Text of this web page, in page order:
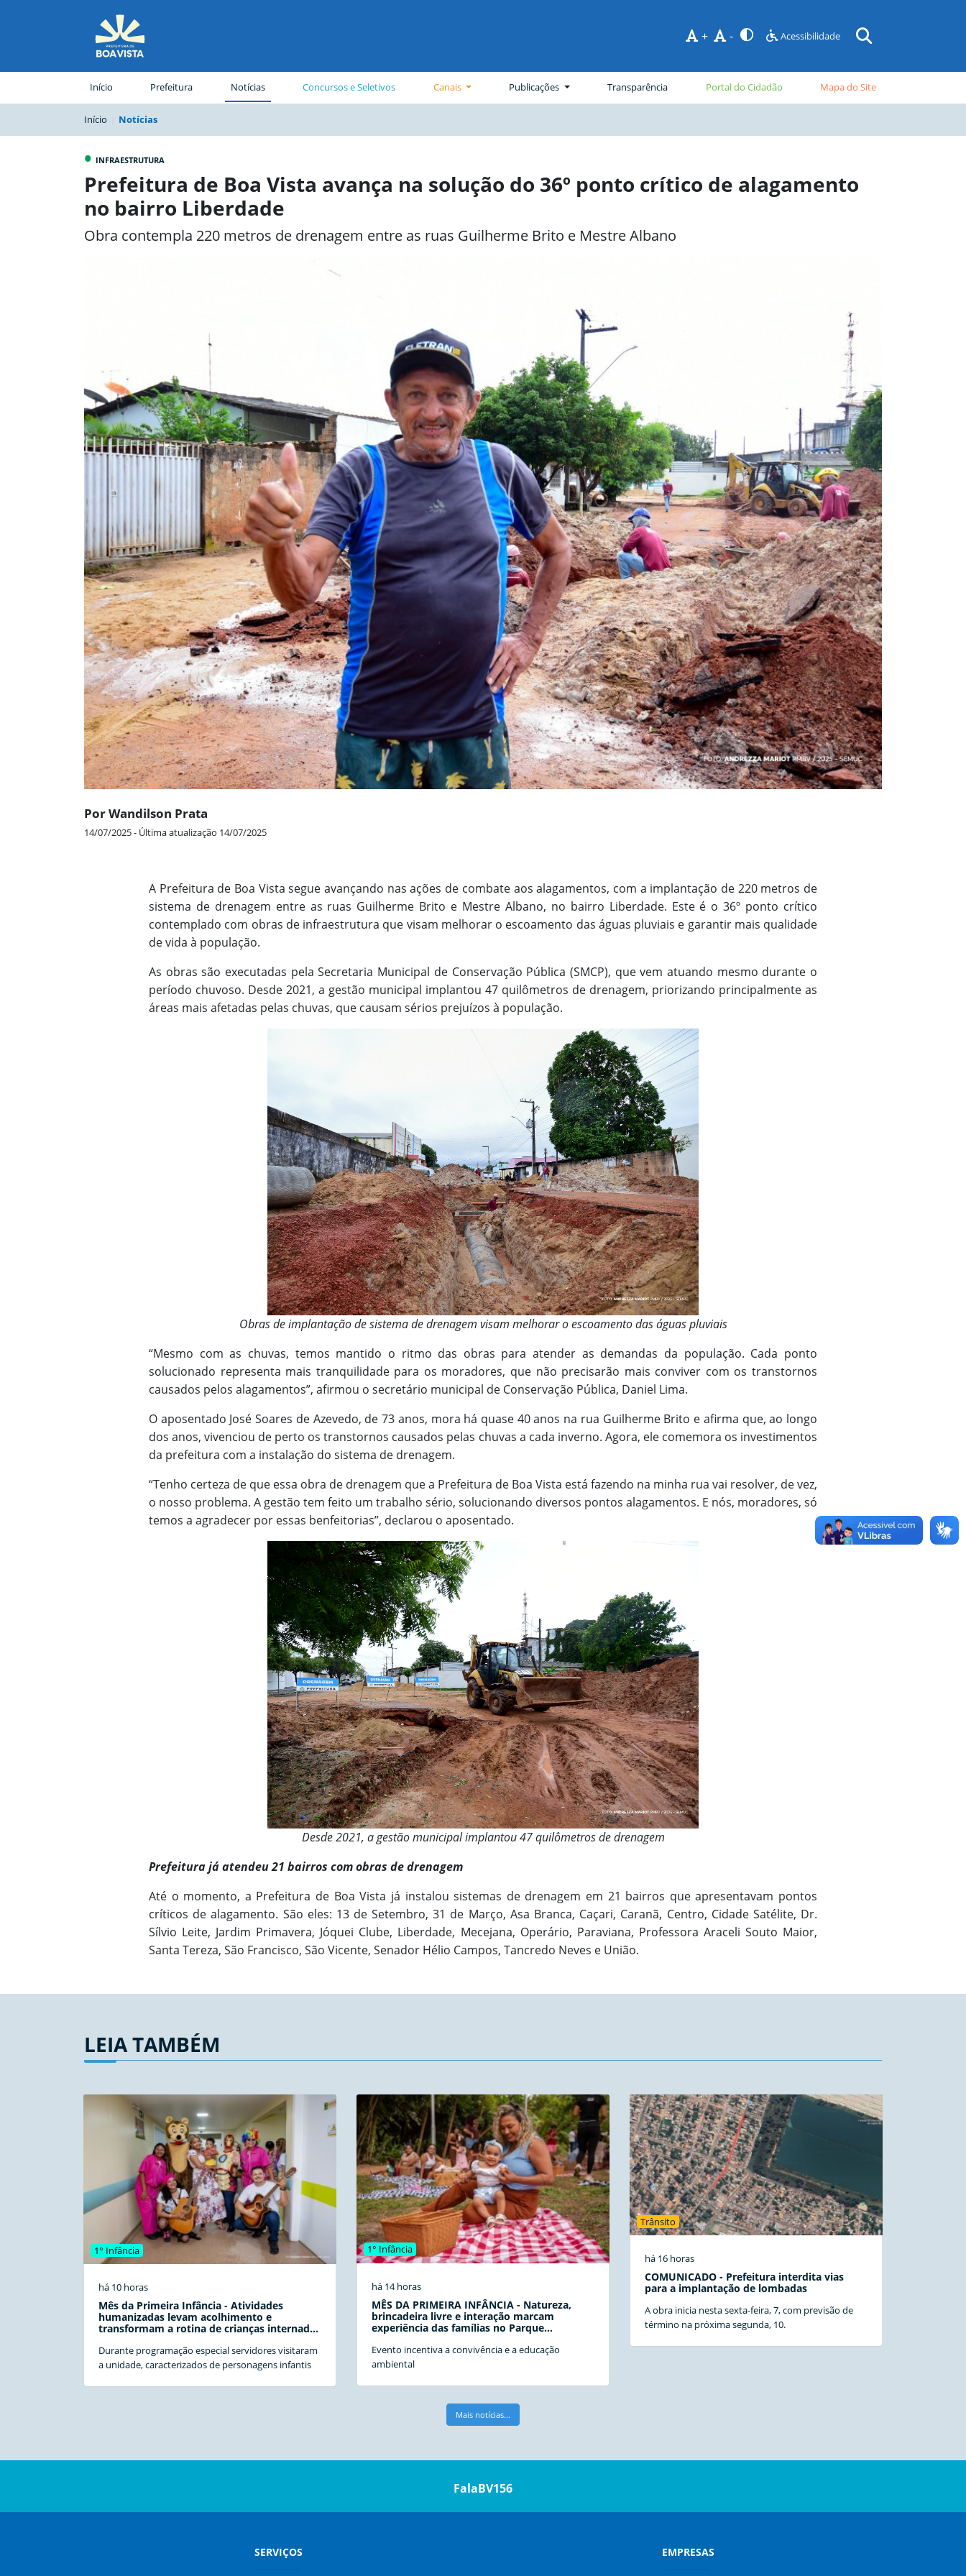
+ - Acessibilidade
Início Prefeitura(página atual)
Notícias Concursos e Seletivos Canais Publicações Transparência Portal do Cidadão Mapa do Site
Início Notícias
• INFRAESTRUTURA
Prefeitura de Boa Vista avança na solução do 36º ponto crítico de alagamento
no bairro Liberdade
Obra contempla 220 metros de drenagem entre as ruas Guilherme Brito e Mestre Albano
Por Wandilson Prata
14/07/2025 - Última atualização 14/07/2025
A Prefeitura de Boa Vista segue avançando nas ações de combate aos alagamentos, com a implantação de 220 metros de
sistema de drenagem entre as ruas Guilherme Brito e Mestre Albano, no bairro Liberdade. Este é o 36º ponto crítico
contemplado com obras de infraestrutura que visam melhorar o escoamento das águas pluviais e garantir mais qualidade
de vida à população.
As obras são executadas pela Secretaria Municipal de Conservação Pública (SMCP), que vem atuando mesmo durante o
período chuvoso. Desde 2021, a gestão municipal implantou 47 quilômetros de drenagem, priorizando principalmente as
áreas mais afetadas pelas chuvas, que causam sérios prejuízos à população.
Obras de implantação de sistema de drenagem visam melhorar o escoamento das águas pluviais
“Mesmo com as chuvas, temos mantido o ritmo das obras para atender as demandas da população. Cada ponto
solucionado representa mais tranquilidade para os moradores, que não precisarão mais conviver com os transtornos
causados pelos alagamentos”, afirmou o secretário municipal de Conservação Pública, Daniel Lima.
O aposentado José Soares de Azevedo, de 73 anos, mora há quase 40 anos na rua Guilherme Brito e afirma que, ao longo
dos anos, vivenciou de perto os transtornos causados pelas chuvas a cada inverno. Agora, ele comemora os investimentos
da prefeitura com a instalação do sistema de drenagem.
“Tenho certeza de que essa obra de drenagem que a Prefeitura de Boa Vista está fazendo na minha rua vai resolver, de vez,
o nosso problema. A gestão tem feito um trabalho sério, solucionando diversos pontos alagamentos. E nós, moradores, só
temos a agradecer por essas benfeitorias”, declarou o aposentado.
Desde 2021, a gestão municipal implantou 47 quilômetros de drenagem
Prefeitura já atendeu 21 bairros com obras de drenagem
Até o momento, a Prefeitura de Boa Vista já instalou sistemas de drenagem em 21 bairros que apresentavam pontos
críticos de alagamento. São eles: 13 de Setembro, 31 de Março, Asa Branca, Caçari, Caranã, Centro, Cidade Satélite, Dr.
Sílvio Leite, Jardim Primavera, Jóquei Clube, Liberdade, Mecejana, Operário, Paraviana, Professora Araceli Souto Maior,
Santa Tereza, São Francisco, São Vicente, Senador Hélio Campos, Tancredo Neves e União.
LEIA TAMBÉM
1° Infância
há 10 horas
Mês da Primeira Infância - Atividades
humanizadas levam acolhimento e
transformam a rotina de crianças internadas
Durante programação especial servidores visitaram
a unidade, caracterizados de personagens infantis
1° Infância
há 14 horas
MÊS DA PRIMEIRA INFÂNCIA - Natureza,
brincadeira livre e interação marcam
experiência das famílias no Parque
Evento incentiva a convivência e a educação
ambiental
Trânsito
há 16 horas
COMUNICADO - Prefeitura interdita vias
para a implantação de lombadas
A obra inicia nesta sexta-feira, 7, com previsão de
término na próxima segunda, 10.
Mais notícias...
FalaBV156
SERVIÇOS EMPRESAS